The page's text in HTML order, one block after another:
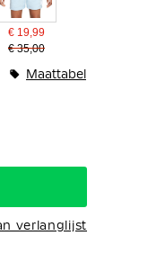
€ 19,99
€ 35,00
Maattabel
verlanglijst